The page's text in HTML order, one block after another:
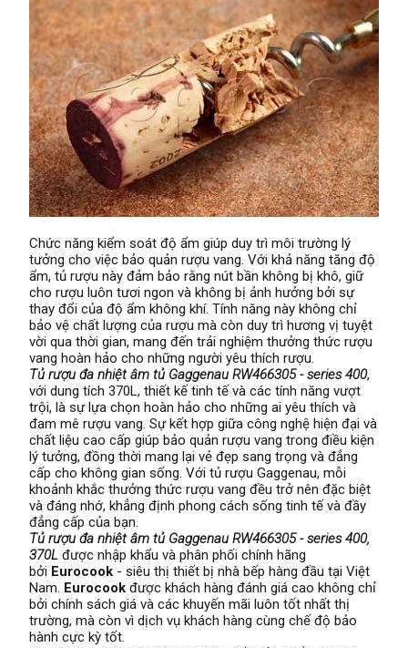
Chức năng kiểm soát độ ẩm giúp duy trì môi trường lý
tưởng cho việc bảo quản rượu vang. Với khả năng tăng độ
ẩm, tủ rượu này đảm bảo rằng nút bần không bị khô, giữ
cho rượu luôn tươi ngon và không bị ảnh hưởng bởi sự
thay đổi của độ ẩm không khí. Tính năng này không chỉ
bảo vệ chất lượng của rượu mà còn duy trì hương vị tuyệt
vời qua thời gian, mang đến trải nghiệm thưởng thức rượu
vang hoàn hảo cho những người yêu thích rượu.
Tủ rượu đa nhiệt âm tủ Gaggenau RW466305 - series 400,
với dung tích 370L, thiết kế tinh tế và các tính năng vượt
trội, là sự lựa chọn hoàn hảo cho những ai yêu thích và
đam mê rượu vang. Sự kết hợp giữa công nghệ hiện đại và
chất liệu cao cấp giúp bảo quản rượu vang trong điều kiện
lý tưởng, đồng thời mang lại vẻ đẹp sang trọng và đẳng
cấp cho không gian sống. Với tủ rượu Gaggenau, mỗi
khoảnh khắc thưởng thức rượu vang đều trở nên đặc biệt
và đáng nhớ, khẳng định phong cách sống tinh tế và đầy
đẳng cấp của bạn.
Tủ rượu đa nhiệt âm tủ Gaggenau RW466305 - series 400,
370L được nhập khẩu và phân phối chính hãng
bởi Eurocook - siêu thị thiết bị nhà bếp hàng đầu tại Việt
Nam. Eurocook được khách hàng đánh giá cao không chỉ
bởi chính sách giá và các khuyến mãi luôn tốt nhất thị
trường, mà còn vì dịch vụ khách hàng cùng chế độ bảo
hành cực kỳ tốt.